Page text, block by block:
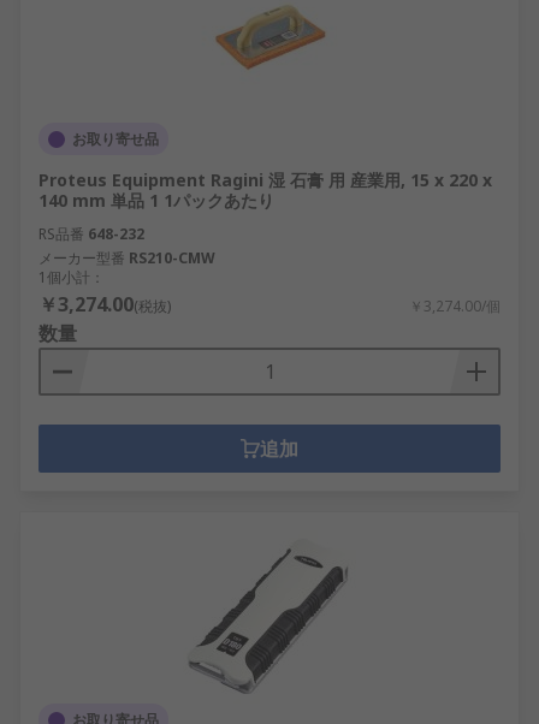
お取り寄せ品
Proteus Equipment Ragini 湿 石膏 用 産業用, 15 x 220 x
140 mm 単品 1 1パックあたり
RS品番 648-232
メーカー型番 RS210-CMW
1個小計：
￥3,274.00(税抜) ￥3,274.00/個
数量
追加
お取り寄せ品